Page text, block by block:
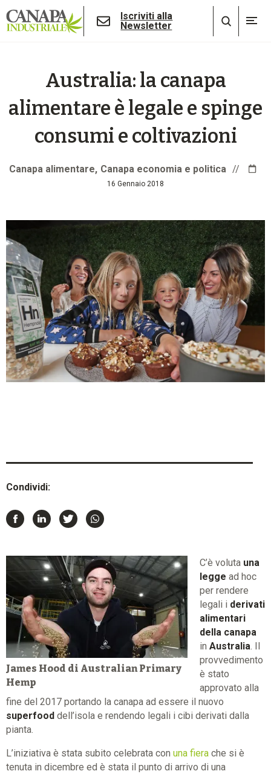
Iscriviti alla
Newsletter
Australia: la canapa
alimentare è legale e spinge
consumi e coltivazioni
Canapa alimentare Canapa economia e politica //
16 Gennaio 2018
Condividi:
James Hood di Australian Primary
Hemp
C’è voluta una
legge ad hoc
per rendere
legali i derivati
alimentari
della canapa
in Australia. Il
provvedimento
è stato
approvato alla
fine del 2017 portando la canapa ad essere il nuovo
superfood dell’isola e rendendo legali i cibi derivati dalla
pianta.
L’iniziativa è stata subito celebrata con una fiera che si è
tenuta in dicembre ed è stata il punto di arrivo di una